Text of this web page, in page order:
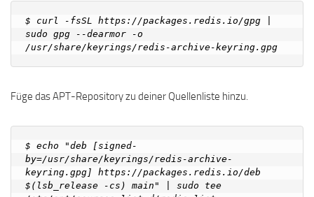
$ curl -fsSL https://packages.redis.io/gpg |
sudo gpg --dearmor -o
Füge das APT-Repository zu deiner Quellenliste hinzu.
$ echo "deb [signed-
by=/usr/share/keyrings/redis-archive-
keyring.gpg] https://packages.redis.io/deb
$(lsb_release -cs) main" | sudo tee